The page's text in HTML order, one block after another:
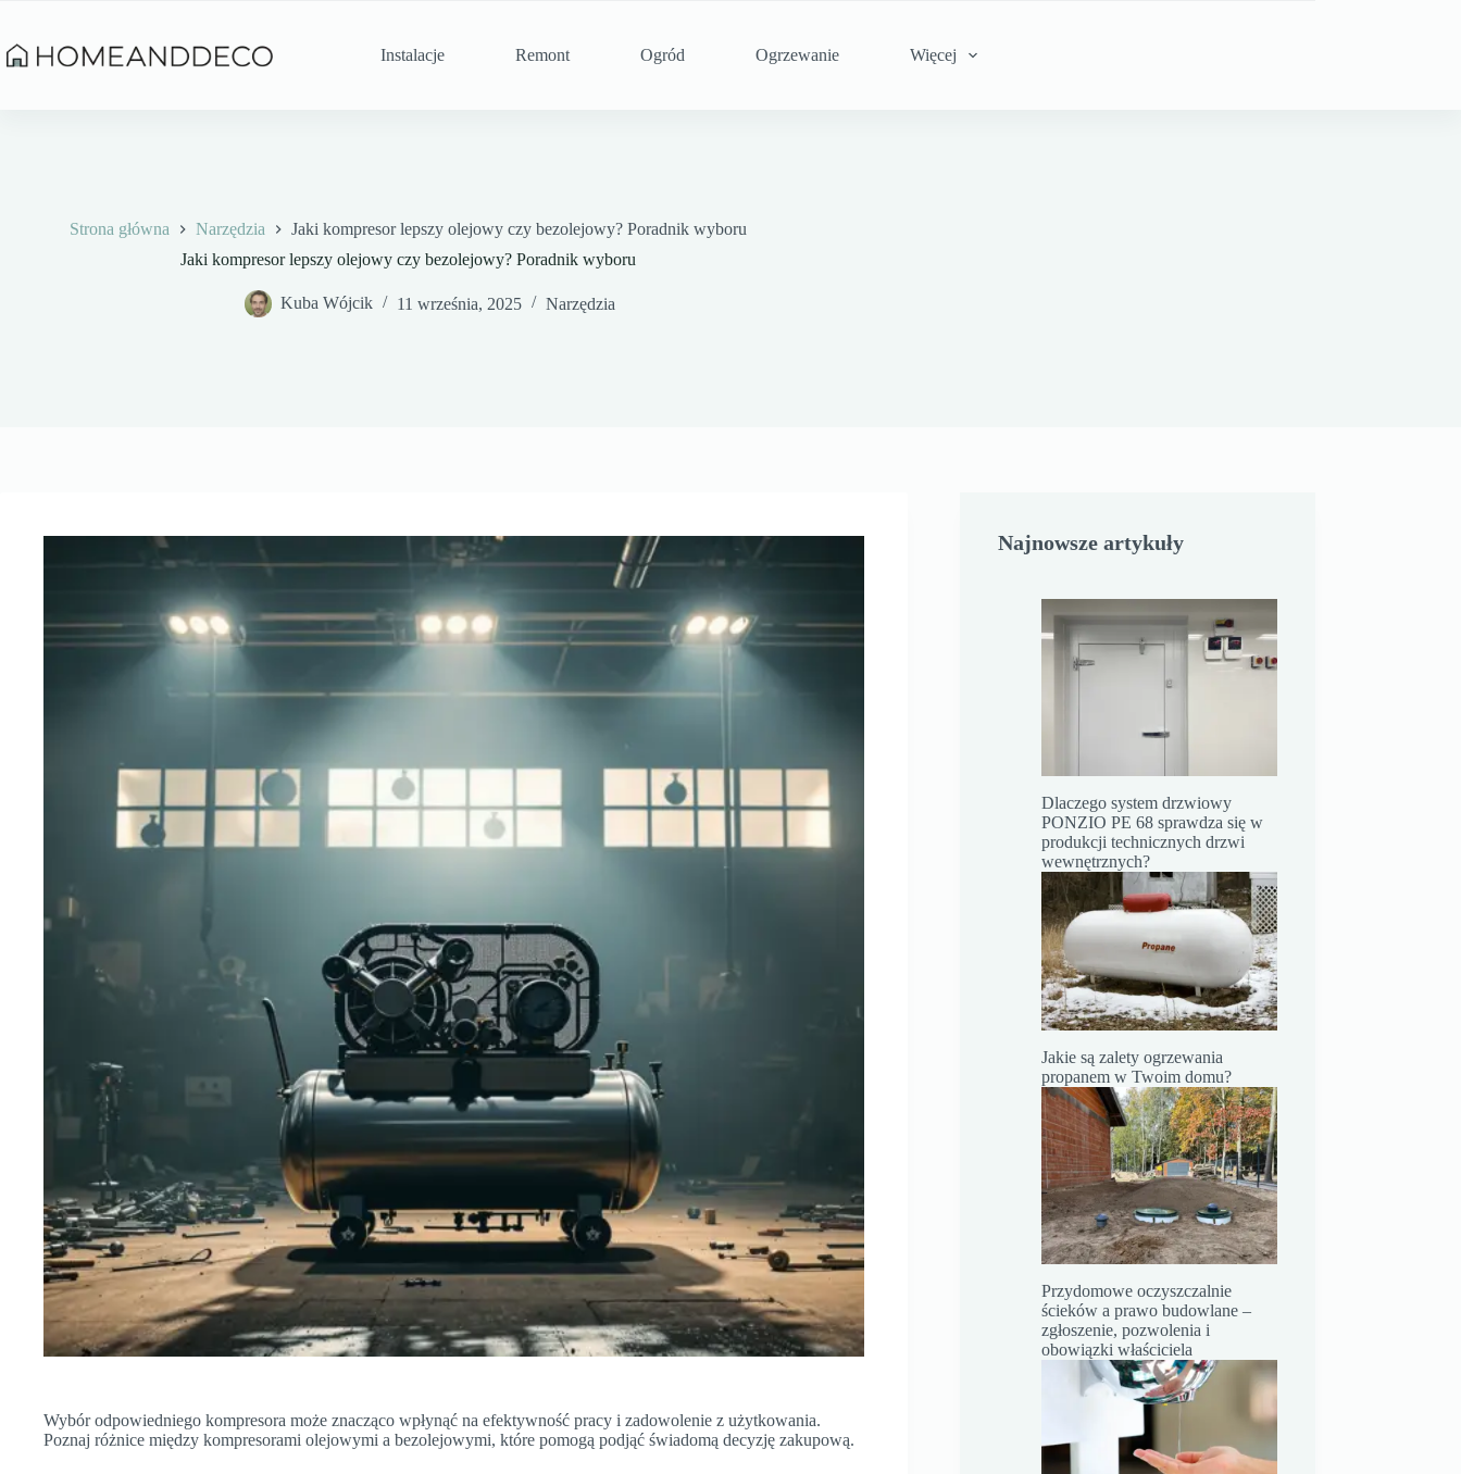
treści
Instalacje Remont Ogród Ogrzewanie Więcej
Strona główna Narzędzia
Jaki kompresor lepszy olejowy czy bezolejowy? Poradnik wyboru
Jaki kompresor lepszy olejowy czy bezolejowy? Poradnik wyboru
Kuba Wójcik 11 września, 2025 Narzędzia
Wybór odpowiedniego kompresora może znacząco wpłynąć na efektywność pracy i zadowolenie z użytkowania.
Poznaj różnice między kompresorami olejowymi a bezolejowymi, które pomogą podjąć świadomą decyzję zakupową.
Najnowsze artykuły
Dlaczego system drzwiowy
PONZIO PE 68 sprawdza się w
produkcji technicznych drzwi
wewnętrznych?
Jakie są zalety ogrzewania
propanem w Twoim domu?
Przydomowe oczyszczalnie
ścieków a prawo budowlane –
zgłoszenie, pozwolenia i
obowiązki właściciela